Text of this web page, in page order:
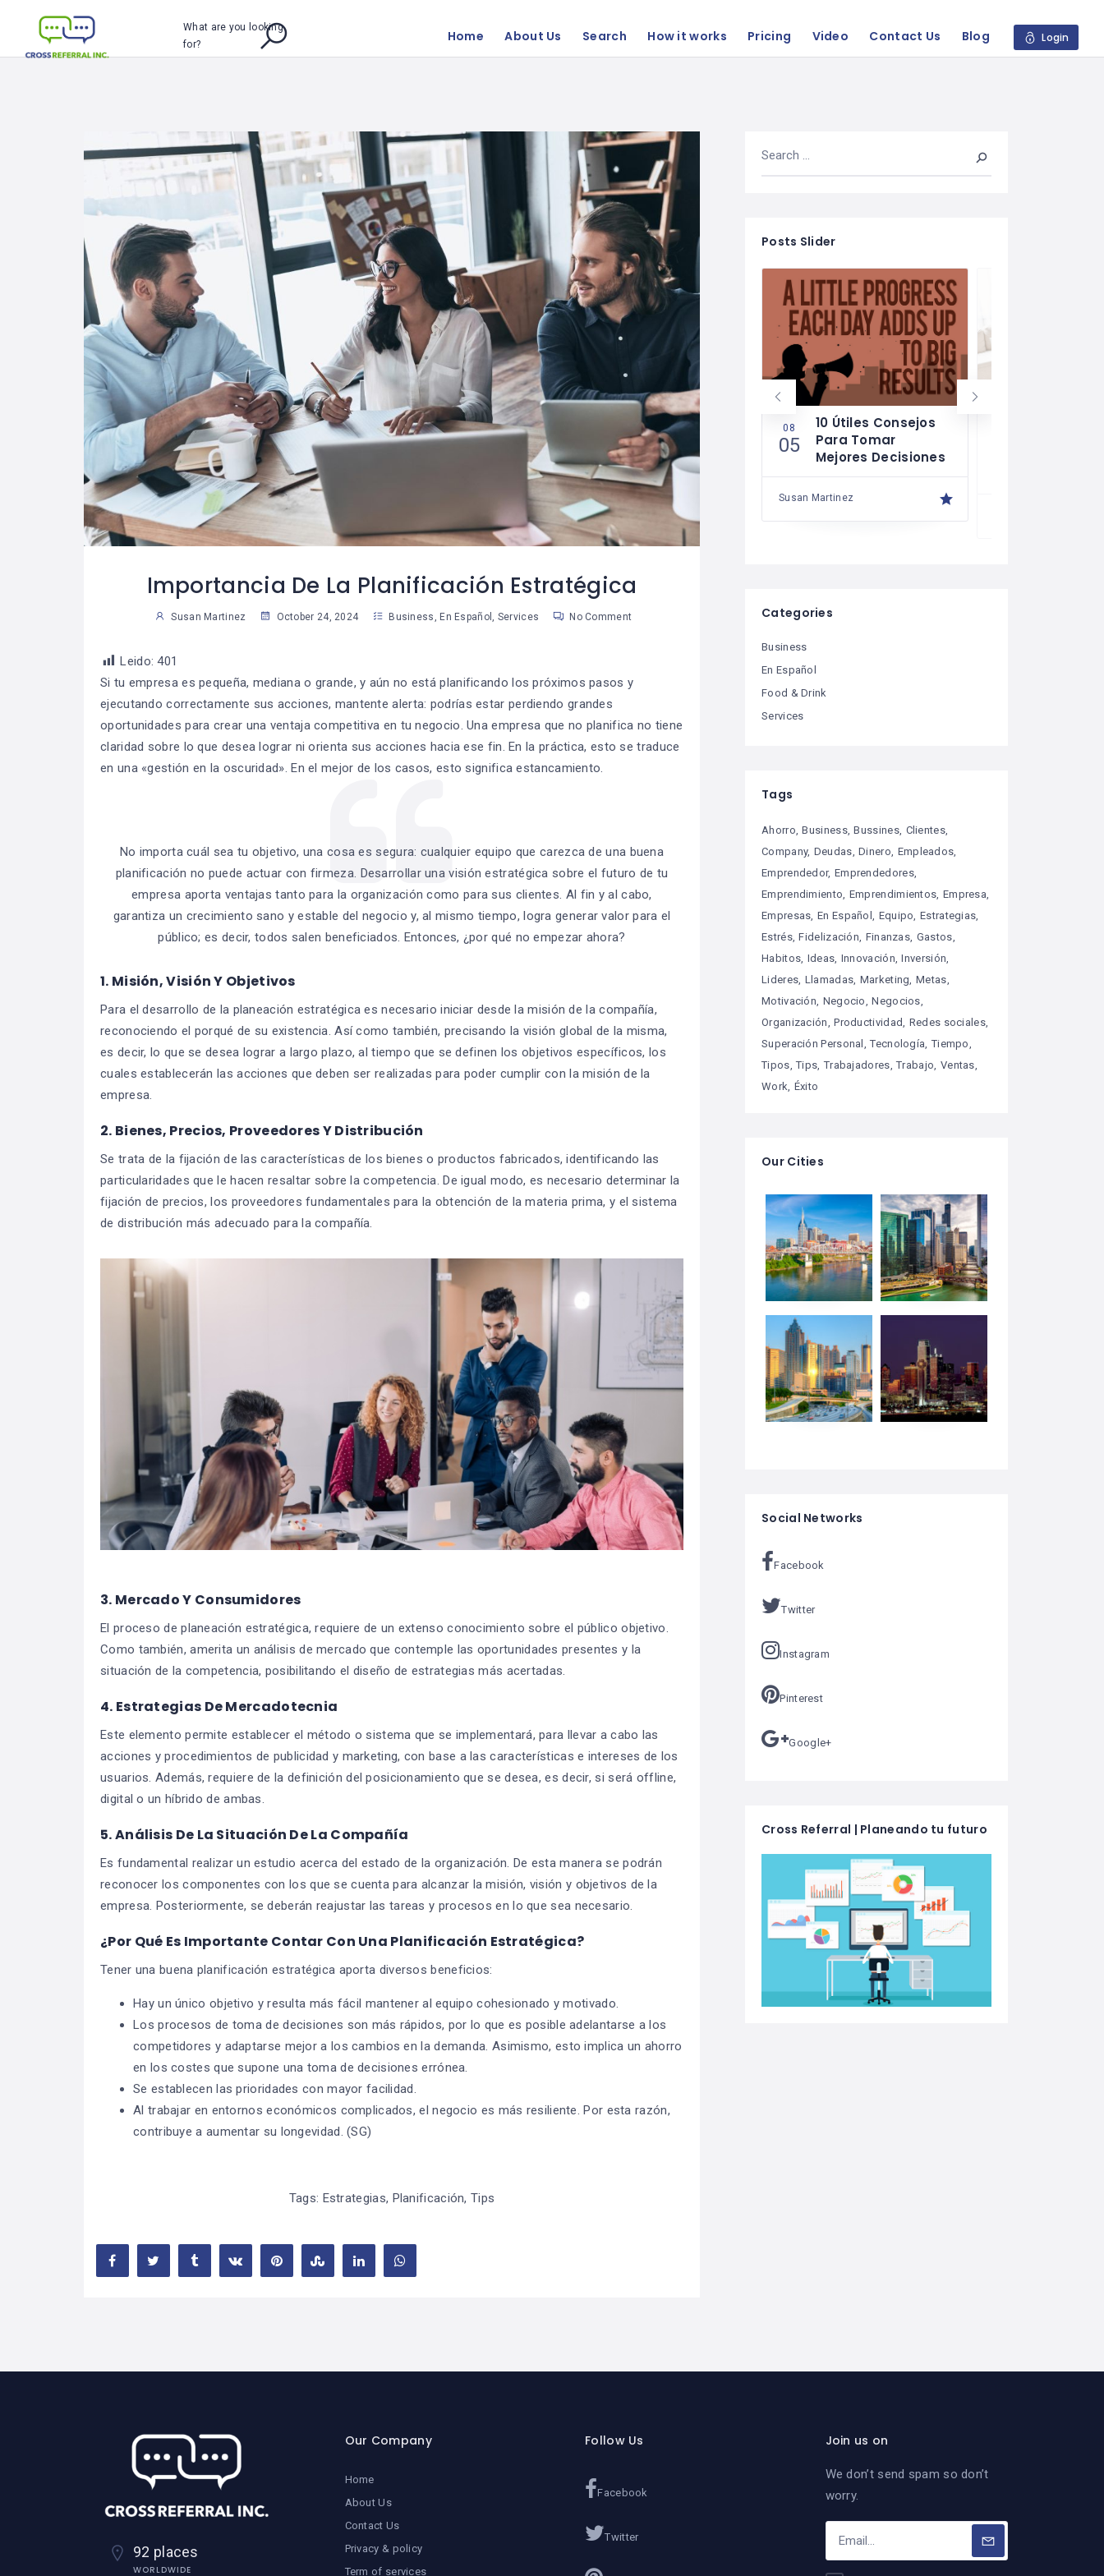
What are you looking
for?
Home About Us Search How it works Pricing Video Contact Us Blog Login
Importancia De La Planificación Estratégica
Susan Martinez October 24, 2024 Business , En Español , Services No Comment
Leido: 401
Si tu empresa es pequeña, mediana o grande, y aún no está planificando los próximos pasos y
ejecutando correctamente sus acciones, mantente alerta: podrías estar perdiendo grandes
oportunidades para crear una ventaja competitiva en tu negocio. Una empresa que no planifica no tiene
claridad sobre lo que desea lograr ni orienta sus acciones hacia ese fin. En la práctica, esto se traduce
en una «gestión en la oscuridad». En el mejor de los casos, esto significa estancamiento.
No importa cuál sea tu objetivo, una cosa es segura: cualquier equipo que carezca de una buena
planificación no puede actuar con firmeza. Desarrollar una visión estratégica sobre el futuro de tu
empresa aporta ventajas tanto para la organización como para sus clientes. Al fin y al cabo,
garantiza un crecimiento sano y estable del negocio y, al mismo tiempo, logra generar valor para el
público; es decir, todos salen beneficiados. Entonces, ¿por qué no empezar ahora?
1. Misión, Visión Y Objetivos
Para el desarrollo de la planeación estratégica es necesario iniciar desde la misión de la compañía,
reconociendo el porqué de su existencia. Así como también, precisando la visión global de la misma,
es decir, lo que se desea lograr a largo plazo, al tiempo que se definen los objetivos específicos, los
cuales establecerán las acciones que deben ser realizadas para poder cumplir con la misión de la
empresa.
2. Bienes, Precios, Proveedores Y Distribución
Se trata de la fijación de las características de los bienes o productos fabricados, identificando las
particularidades que le hacen resaltar sobre la competencia. De igual modo, es necesario determinar la
fijación de precios, los proveedores fundamentales para la obtención de la materia prima, y el sistema
de distribución más adecuado para la compañía.
3. Mercado Y Consumidores
El proceso de planeación estratégica, requiere de un extenso conocimiento sobre el público objetivo.
Como también, amerita un análisis de mercado que contemple las oportunidades presentes y la
situación de la competencia, posibilitando el diseño de estrategias más acertadas.
4. Estrategias De Mercadotecnia
Este elemento permite establecer el método o sistema que se implementará, para llevar a cabo las
acciones y procedimientos de publicidad y marketing, con base a las características e intereses de los
usuarios. Además, requiere de la definición del posicionamiento que se desea, es decir, si será offline,
digital o un híbrido de ambas.
5. Análisis De La Situación De La Compañía
Es fundamental realizar un estudio acerca del estado de la organización. De esta manera se podrán
reconocer los componentes con los que se cuenta para alcanzar la misión, visión y objetivos de la
empresa. Posteriormente, se deberán reajustar las tareas y procesos en lo que sea necesario.
¿Por Qué Es Importante Contar Con Una Planificación Estratégica?
Tener una buena planificación estratégica aporta diversos beneficios:
Hay un único objetivo y resulta más fácil mantener al equipo cohesionado y motivado.
Los procesos de toma de decisiones son más rápidos, por lo que es posible adelantarse a los
competidores y adaptarse mejor a los cambios en la demanda. Asimismo, esto implica un ahorro
en los costes que supone una toma de decisiones errónea.
Se establecen las prioridades con mayor facilidad.
Al trabajar en entornos económicos complicados, el negocio es más resiliente. Por esta razón,
contribuye a aumentar su longevidad. (SG)
Tags: Estrategias, Planificación,Tips
Posts Slider
08
04
Las Reglas De Oro
Para Una Vida
Financiera
Saludable
Susan Martinez
07
30
¿Cómo Trabajar La
Mente Para Lograr
06
Cómo Separar Las
Finanzas
Personales De Las
De Tu Negocio
Susan Martinez
08
05
10 Útiles Consejos
Para Tomar
Mejores Decisiones
Susan Martinez
Categories
Business
En Español
Food & Drink
Services
Tags
Ahorro Business Bussines Clientes
Company Deudas Dinero Empleados
Emprendedor Emprendedores
Emprendimiento Emprendimientos Empresa
Empresas En Español Equipo
Estrategias
Estrés Fidelización Finanzas Gastos
Habitos Ideas Innovación Inversión
Lideres Llamadas Marketing
Metas
Motivación Negocio
Negocios
Organización
Productividad Redes sociales
Superación Personal
Tecnología Tiempo
Tipos Tips Trabajadores Trabajo Ventas
Work Éxito
Our Cities
Social Networks
Facebook
Twitter
Instagram
Pinterest
Google+
Cross Referral | Planeando tu futuro
92 places
WORLDWIDE
Our Company
Home
About Us
Contact Us
Privacy & policy
Term of services
Follow Us
Facebook
Twitter
Join us on
We don’t send spam so don’t
worry.